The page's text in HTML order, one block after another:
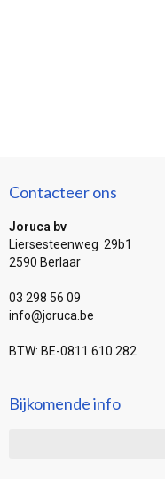
Contacteer ons
Joruca bv
Liersesteenweg 29b1
2590 Berlaar
03 298 56 09
info@joruca.be
BTW: BE-0811.610.282
Bijkomende info